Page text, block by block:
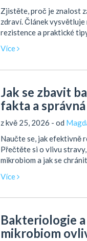
Zjistěte, proč je znalost
zdraví. Článek
rezistence a praktické
Více
Jak se zbavit
fakta a
z kvě 25, 2026 - od
Naučte se, jak efektivně
Přečtěte si o vlivu
mikrobiom a jak se
Více
Bakteriologie
mikrobiom